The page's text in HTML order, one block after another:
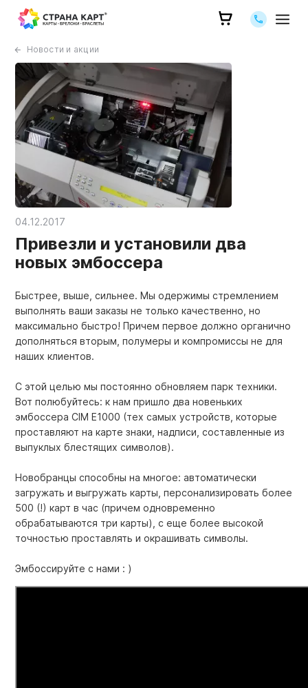
Позвоните
Новости и акции
04.12.2017
Привезли и установили два
новых эмбоссера
Быстрее, выше, сильнее. Мы одержимы стремлением
выполнять ваши заказы не только качественно, но
максимально быстро! Причем первое должно органично
дополняться вторым, полумеры и компромиссы не для
наших клиентов.
С этой целью мы постоянно обновляем парк техники.
Вот полюбуйтесь: к нам пришло два новеньких
эмбоссера CIM E1000 (тех самых устройств, которые
проставляют на карте знаки, надписи, составленные из
выпуклых блестящих символов).
Новобранцы способны на многое: автоматически
загружать и выгружать карты, персонализировать более
500 (!) карт в час (причем одновременно
обрабатываются три карты), с еще более высокой
точностью проставлять и окрашивать символы.
Эмбоссируйте с нами : )